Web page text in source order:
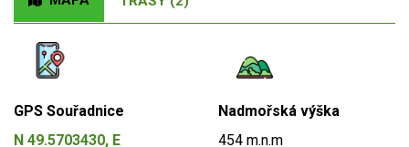
GPS Souřadnice
N 49.5703430, E
Nadmořská výška
454 m.n.m